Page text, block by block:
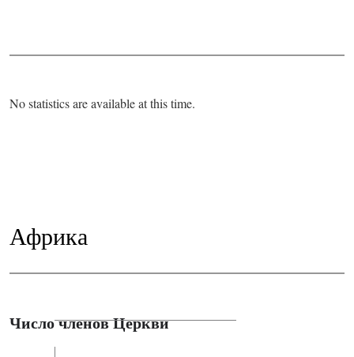
No statistics are available at this time.
Африка
Число членов Церкви